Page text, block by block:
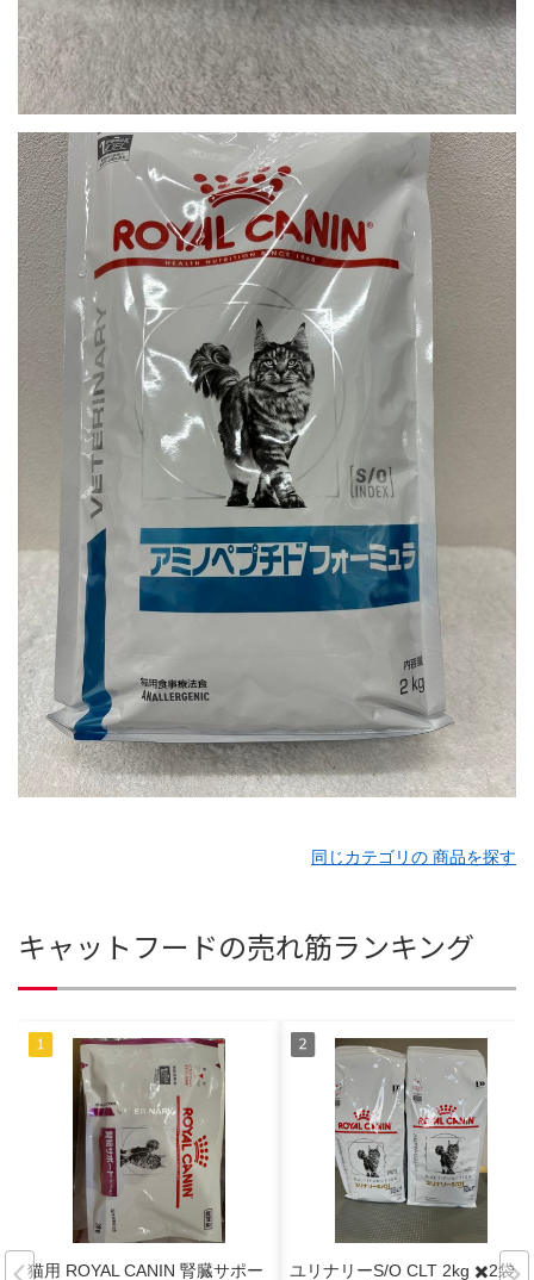
同じカテゴリの 商品を探す
キャットフードの売れ筋ランキング
猫用 ROYAL CANIN 腎臓サポー
ユリナリーS/O CLT 2kg ✖️2袋